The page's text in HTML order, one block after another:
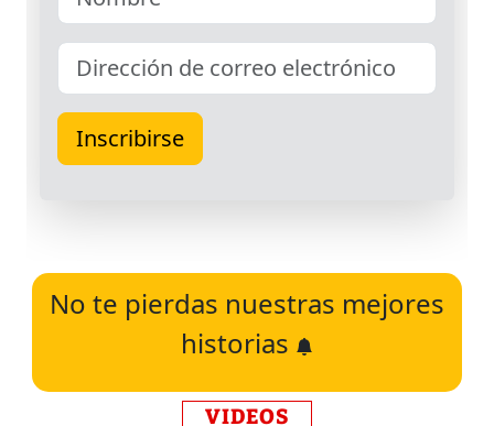
No te pierdas nuestras mejores
historias
VIDEOS